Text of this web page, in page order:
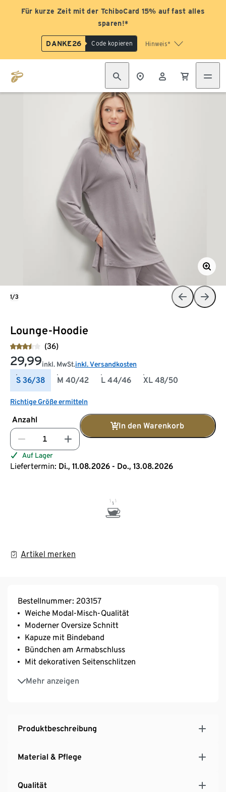
Für kurze Zeit mit der TchiboCard 15% auf fast alles
sparen!*
DANKE26 Code kopieren Hinweis*
Lounge-Hoodie
(36)
29,99inkl. MwSt.inkl. Versandkosten
S 36/38 M 40/42 L 44/46 XL 48/50
Richtige Größe ermitteln
Anzahl
In den Warenkorb
Auf Lager
Liefertermin: Di., 11.08.2026 - Do., 13.08.2026
Artikel merken
1/3
Bestellnummer: 203157
Weiche Modal-Misch-Qualität
Moderner Oversize Schnitt
Kapuze mit Bindeband
Bündchen am Armabschluss
Mit dekorativen Seitenschlitzen
Mehr anzeigen
Mit hochwertigem Markenelasthan für
Langlebigkeit und hohe Waschbeständigkeit
Produktbeschreibung
Material & Pflege
Qualität